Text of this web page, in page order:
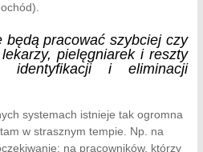
będą pracować szybciej czy
pielęgniarek i reszty
identyfikacji i eliminacji
systemach istnieje tak ogromna
w strasznym tempie. Np. na
na pracowników, którzy